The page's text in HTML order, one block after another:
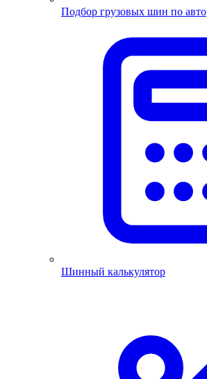
Подбор грузовых шин по авто
Шинный калькулятор